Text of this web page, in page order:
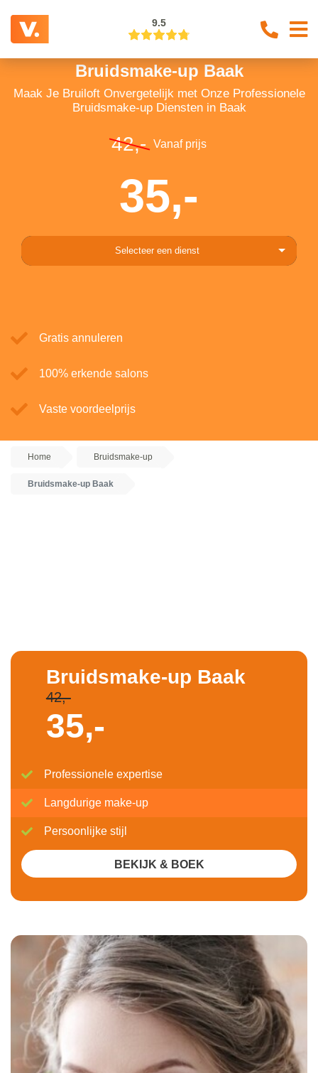
9.5
Bruidsmake-up Baak
Maak Je Bruiloft Onvergetelijk met Onze Professionele
Bruidsmake-up Diensten in Baak
42,- Vanaf prijs
35,-
Selecteer een dienst
Gratis annuleren
100% erkende salons
Vaste voordeelprijs
Home Bruidsmake-up
Bruidsmake-up Baak
Bruidsmake-up Baak
42,-
35,-
Professionele expertise
Langdurige make-up
Persoonlijke stijl
BEKIJK & BOEK